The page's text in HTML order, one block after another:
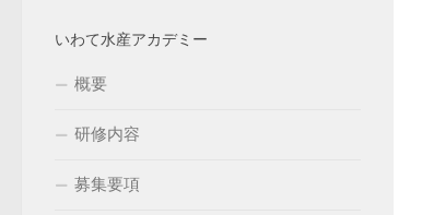
いわて水産アカデミー
概要
研修内容
募集要項